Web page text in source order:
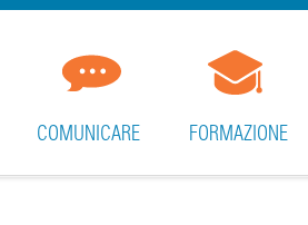
COMUNICARE FORMAZIONE